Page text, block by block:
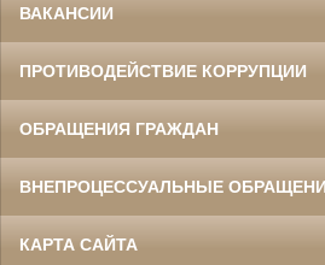
ВАКАНСИИ
ПРОТИВОДЕЙСТВИЕ КОРРУПЦИИ
ОБРАЩЕНИЯ ГРАЖДАН
ВНЕПРОЦЕССУАЛЬНЫЕ
КАРТА САЙТА